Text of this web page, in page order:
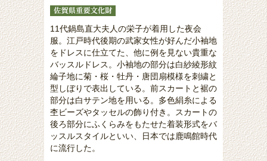
11代鍋島直大夫人の栄子が着用した夜会
服。江戸時代後期の武家女性が好んだ小袖地
をドレスに仕立てた、他に例を見ない貴重な
バッスルドレス。小袖地の部分は白紗綾形紋
綸子地に菊・桜・牡丹・唐団扇模様を刺繍と
型しぼりで表出している。前スカートと裾の
部分は白サテン地を用いる。多色絹糸による
杢ビーズやタッセルの飾り付き。スカートの
後ろ部分にふくらみをもたせた着装形式をバ
ッスルスタイルといい、日本では鹿鳴館時代
に流行した。